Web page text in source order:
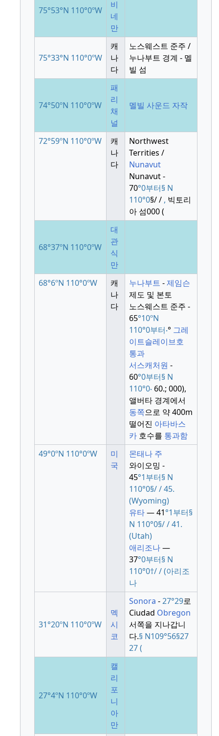
75°53°N 110°0ºW
비
네
만
75°33°N 110°0ºW
캐
나
다
노스웨스트 준주 /
누나부트 경계 - 멜
빌 섬
74°50ºN 110°0ºW
패
리
채
널
멜빌 사운드 자작
72°59ºN 110°0ºW
캐
나
다
Northwest
Territies /
Nunavut
Nunavut -
70°0부터§ N
110°0§// , 빅토리
아 섬000 (
68°37ºN 110°0ºW
대
관
식
만
68°6ºN 110°0ºW
캐
나
다
누나부트 -제임슨
제도 및 본토
노스웨스트 준주 -
65°10ºN
110°0부터∙° 그레
이트슬레이브호
통과
서스캐처원 -
60°0부터§ N
110°0∙ 60.; 000),
앨버타 경계에서
동쪽으로 약 400m
떨어진 아타바스
카호수를 통과함
49°0ºN 110°0ºW
미
국
몬태나 주
와이오밍 -
45°1부터§ N
110°0§// 45.
(Wyoming)
유타— 41°1부터§
N 110°0§// 41.
(Utah)
애리조나—
37°0부터§ N
110°0†//(아리조
나
31°20ºN 110°0ºW
멕
시
코
Sonora -27°29로
Ciudad Obregon
서쪽을 지나갑니
다.§ N109°56§27
27(
27°4ºN 110°0ºW
캘
리
포
니
아
만